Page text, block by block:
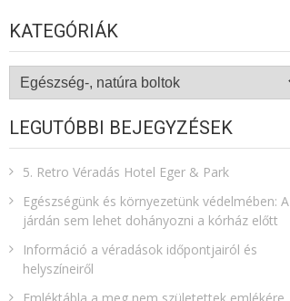
KATEGÓRIÁK
Kategóriák
LEGUTÓBBI BEJEGYZÉSEK
5. Retro Véradás Hotel Eger & Park
Egészségünk és környezetünk védelmében: A
járdán sem lehet dohányozni a kórház előtt
Információ a véradások időpontjairól és
helyszíneiről